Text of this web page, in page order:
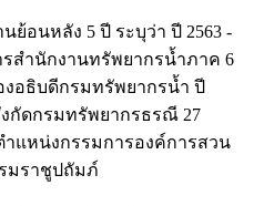
ย้อนหลัง 5 ปี ระบุว่า ปี 2563 -
รสำนักงานทรัพยากรน้ำภาค 6
งอธิบดีกรมทรัพยากรน้ำ ปี
งกัดกรมทรัพยากรธรณี 27
ำแหน่งกรรมการองค์การสวน
มราชูปถัมภ์